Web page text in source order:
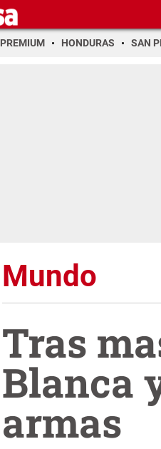
PREMIUM HONDURAS SAN
Mundo
Tras
Blanca
armas